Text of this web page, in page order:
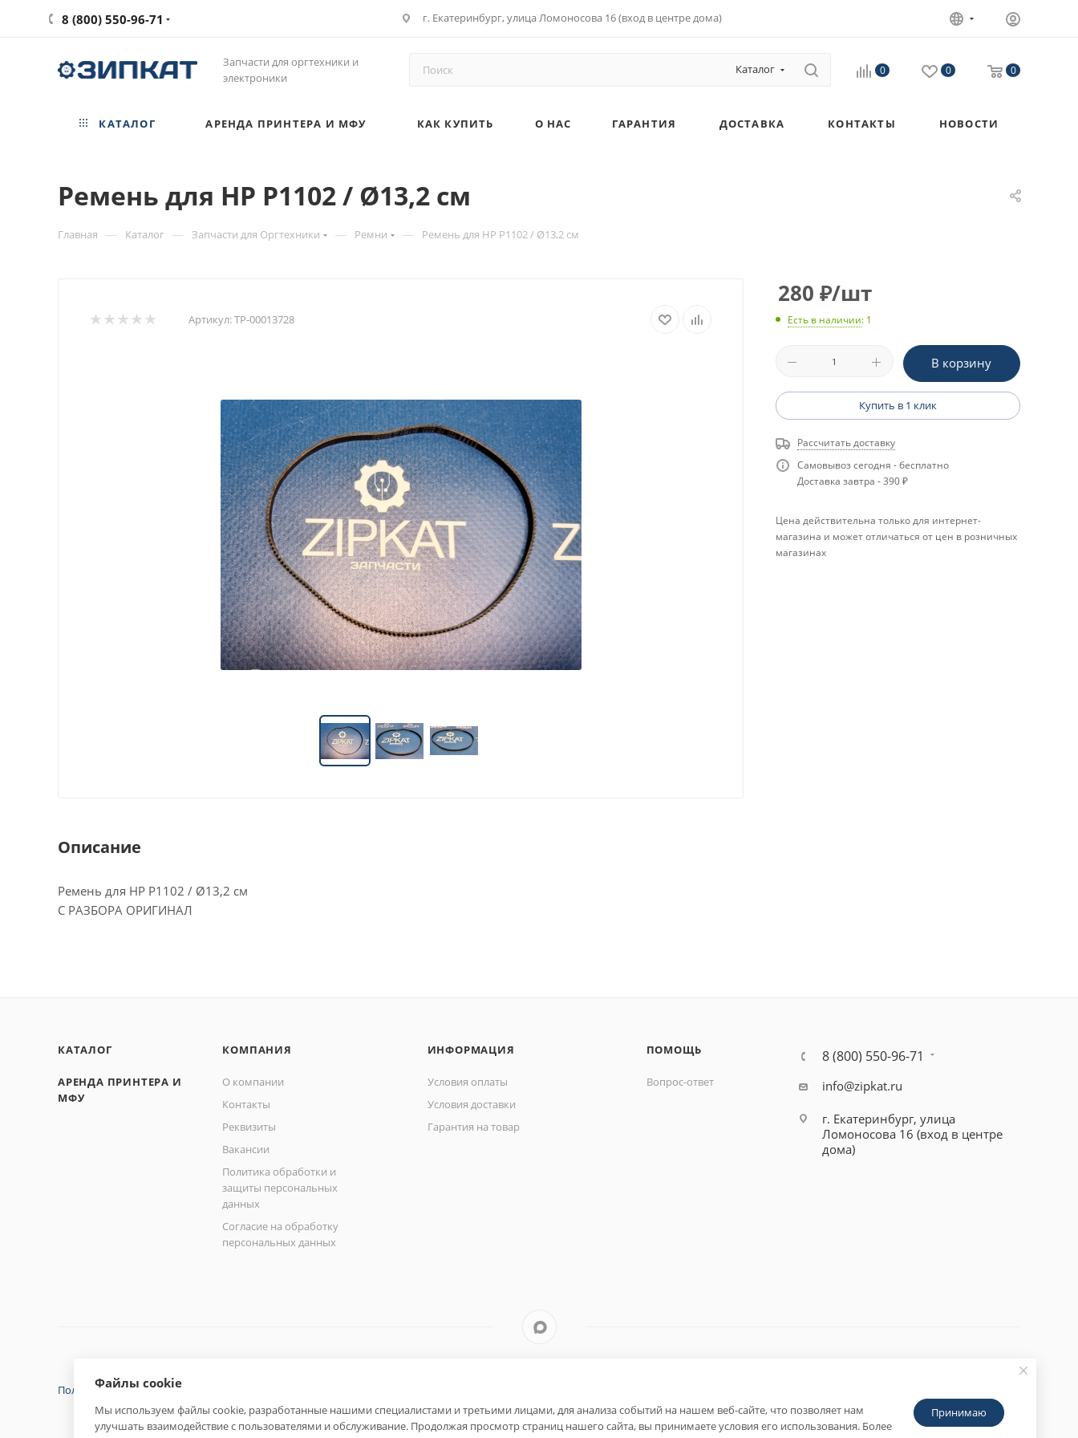
8 (800) 550-96-71 г. Екатеринбург, улица Ломоносова 16 (вход в центре дома)
Запчасти для оргтехники и
электроники
Каталог 0 0 0
КАТАЛОГ АРЕНДА ПРИНТЕРА И МФУ КАК КУПИТЬ О НАС ГАРАНТИЯ ДОСТАВКА КОНТАКТЫ НОВОСТИ
Ремень для HP P1102 / Ø13,2 см
Главная — Каталог — Запчасти для Оргтехники — Ремни — Ремень для HP P1102 / Ø13,2 см
Артикул:ТР-00013728
Описание
Ремень для HP P1102 / Ø13,2 см
С РАЗБОРА ОРИГИНАЛ
280 ₽/шт
Есть в наличии: 1
В корзину
Купить в 1 клик
Рассчитать доставку
Самовывоз сегодня - бесплатно
Доставка завтра - 390 ₽
Цена действительна только для интернет-
магазина и может отличаться от цен в розничных
магазинах
КАТАЛОГ
АРЕНДА ПРИНТЕРА И
МФУ
КОМПАНИЯ
О компании
Контакты
Реквизиты
Вакансии
Политика обработки и
защиты персональных
данных
Согласие на обработку
персональных данных
ИНФОРМАЦИЯ
Условия оплаты
Условия доставки
Гарантия на товар
ПОМОЩЬ
Вопрос-ответ
8 (800) 550-96-71
info@zipkat.ru
г. Екатеринбург, улица
Ломоносова 16 (вход в центре
дома)
Политика конфиденциальности
Файлы cookie
Мы используем файлы cookie, разработанные нашими специалистами и третьими лицами, для анализа событий на нашем веб-сайте, что позволяет нам
улучшать взаимодействие с пользователями и обслуживание. Продолжая просмотр страниц нашего сайта, вы принимаете условия его использования. Более
Принимаю